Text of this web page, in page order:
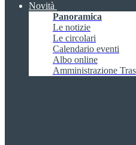
Novità
Panoramica
Le notizie
Le circolari
Calendario eventi
Albo online
Amministrazione